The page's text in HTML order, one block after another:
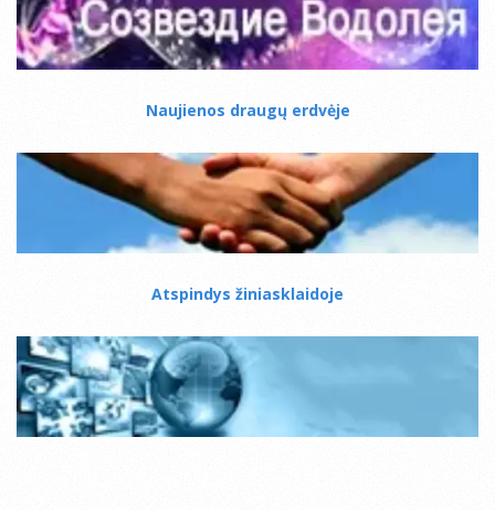
Naujienos draugų erdvėje
Atspindys žiniasklaidoje